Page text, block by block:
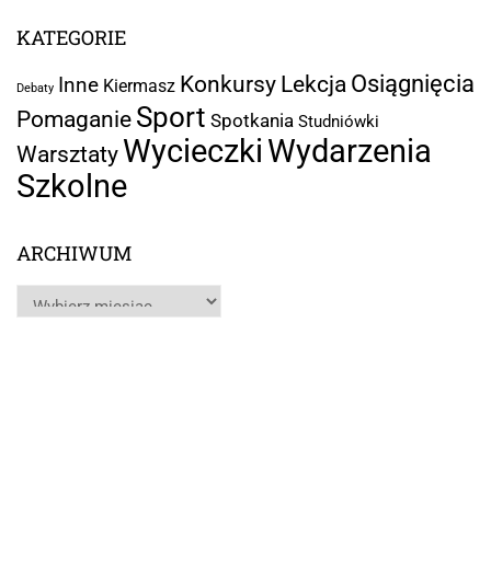
KATEGORIE
Debaty Inne Kiermasz Konkursy Lekcja Osiągnięcia
Pomaganie Sport Spotkania Studniówki
Warsztaty Wycieczki Wydarzenia
Szkolne
ARCHIWUM